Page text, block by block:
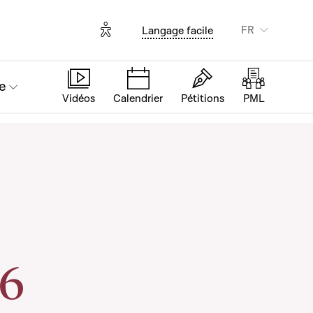
Options d'accessibilité
Langage facile FR
Vidéos Calendrier Pétitions PML